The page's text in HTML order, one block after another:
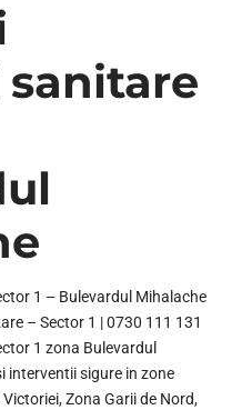
1 – Bulevardul Mihalache
– Sector 1 | 0730 111 131
1 zona Bulevardul
interventii sigure in zone
Zona Garii de Nord,